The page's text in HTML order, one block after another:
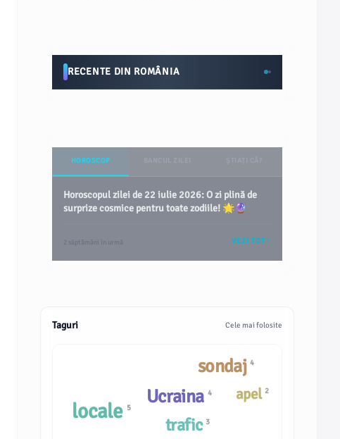
RECENTE DIN ROMÂNIA
HOROSCOP
Horoscopul zilei de 22 iulie 2026: O zi plină de
surprize cosmice pentru toate zodiile! 🌟🔮
2 săptămâni în urmă VEZI TOT
Taguri Cele mai folosite
Ucraina 4
trafic 3
apel 2
locale 5
sondaj4